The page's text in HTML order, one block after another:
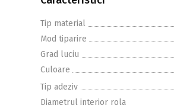
Tip material
Mod tiparire
Grad luciu
Culoare
Tip adeziv
Diametrul interior rola